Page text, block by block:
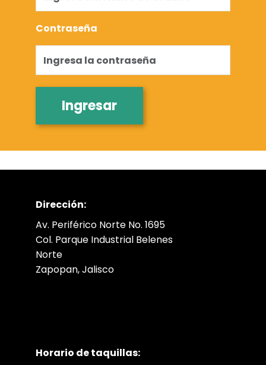
Contraseña
Ingresar
Dirección:
Av. Periférico Norte No. 1695
Col. Parque Industrial Belenes
Norte
Zapopan, Jalisco
Horario de taquillas: